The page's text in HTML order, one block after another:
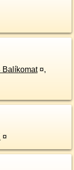
Balíkomat ¤,
¤